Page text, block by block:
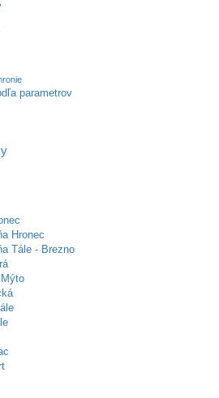
parametrov
Hronec
Tále - Brezno